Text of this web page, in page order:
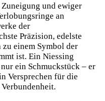
und ewiger
an
der
Präzision, edelste
einem Symbol der
ist. Ein Niessing
ein Schmuckstück – er
Versprechen für die